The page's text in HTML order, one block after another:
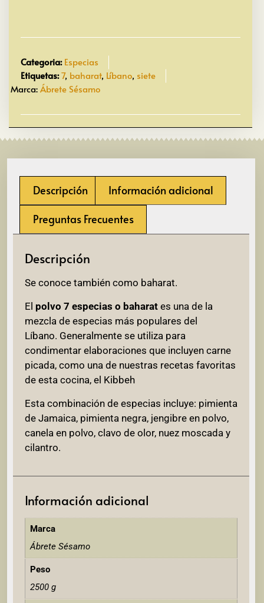
Categoria: Especias
Etiquetas:7, baharat, Líbano, siete
Marca:Ábrete Sésamo
Descripción
Información adicional
Preguntas Frecuentes
Descripción
Se conoce también como baharat.
El polvo 7 especias o baharat es una de la
mezcla de especias más populares del
Líbano. Generalmente se utiliza para
condimentar elaboraciones que incluyen carne
picada, como una de nuestras recetas favoritas
de esta cocina, el Kibbeh
Esta combinación de especias incluye: pimienta
de Jamaica, pimienta negra, jengibre en polvo,
canela en polvo, clavo de olor, nuez moscada y
cilantro.
Información adicional
Marca
Ábrete Sésamo
Peso
2500 g